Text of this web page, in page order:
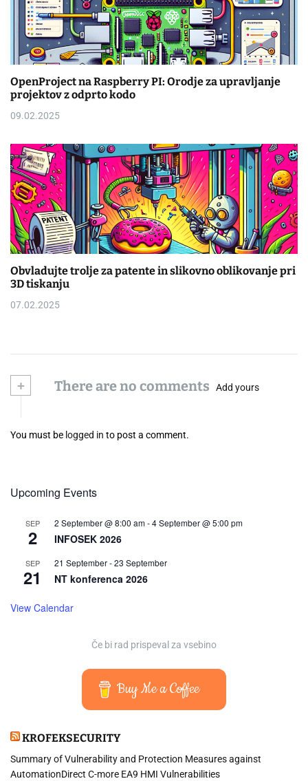
OpenProject na Raspberry PI: Orodje za upravljanje
projektov z odprto kodo
09.02.2025
Obvladujte trolje za patente in slikovno oblikovanje pri
3D tiskanju
07.02.2025
+ There are no comments Add yours
You must be logged in to post a comment.
Upcoming Events
SEP
2
2 September @ 8:00 am-4 September @ 5:00 pm
INFOSEK 2026
SEP
21
21 September-23 September
NT konferenca 2026
View Calendar
Če bi rad prispeval za vsebino
Buy Me a Coffee
KROFEKSECURITY
Summary of Vulnerability and Protection Measures against
AutomationDirect C-more EA9 HMI Vulnerabilities